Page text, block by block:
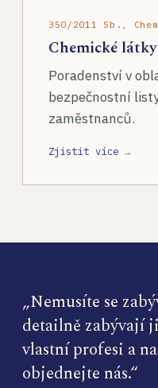
350/2011 Sb.,
Chemické látky
Poradenství v
bezpečnostní
zaměstnanců.
Zjistit více →
„Nemusíte se
detailně zabývají
vlastní profesi a
objednejte nás.“